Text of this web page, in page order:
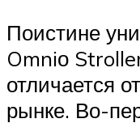
Поистине
Omniо
отличается
рынке. Во-